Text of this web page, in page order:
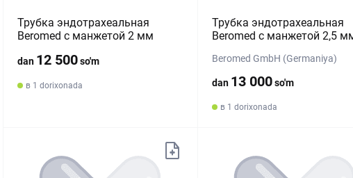
Трубка эндотрахеальная
Beromed с манжетой 2 мм
dan 12 500so'm
в 1 dorixonada
Трубка эндотрахеальная
Beromed с манжетой 2,5
Beromed GmbH (Germaniya)
dan 13 000so'm
в 1 dorixonada